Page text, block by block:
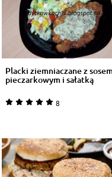
Placki ziemniaczane z
pieczarkowym i sałatką
8